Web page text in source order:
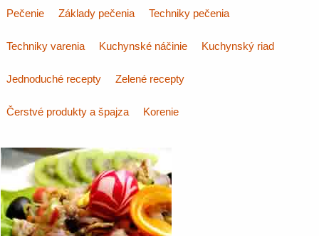
Pečenie Základy pečenia Techniky pečenia
Techniky varenia Kuchynské náčinie Kuchynský riad
Jednoduché recepty Zelené recepty
Čerstvé produkty a špajza Korenie